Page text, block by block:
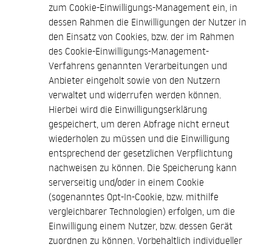
zum Cookie-Einwilligungs-Management ein, in
dessen Rahmen die Einwilligungen der Nutzer in
den Einsatz von Cookies, bzw. der im Rahmen
des Cookie-Einwilligungs-Management-
Verfahrens genannten Verarbeitungen und
Anbieter eingeholt sowie von den Nutzern
verwaltet und widerrufen werden können.
Hierbei wird die Einwilligungserklärung
gespeichert, um deren Abfrage nicht erneut
wiederholen zu müssen und die Einwilligung
entsprechend der gesetzlichen Verpflichtung
nachweisen zu können. Die Speicherung kann
serverseitig und/oder in einem Cookie
(sogenanntes Opt-In-Cookie, bzw. mithilfe
vergleichbarer Technologien) erfolgen, um die
Einwilligung einem Nutzer, bzw. dessen Gerät
zuordnen zu können. Vorbehaltlich individueller